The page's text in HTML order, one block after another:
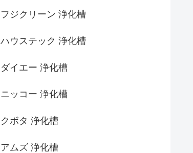
フジクリーン 浄化槽
ハウステック 浄化槽
ダイエー 浄化槽
ニッコー 浄化槽
クボタ 浄化槽
アムズ 浄化槽